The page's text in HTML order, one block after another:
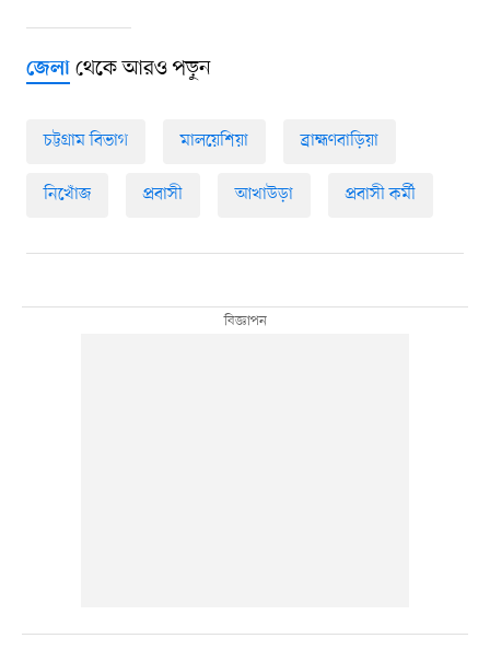
জেলাথেকে আরও পড়ুন
চট্টগ্রাম বিভাগ মালয়েশিয়া ব্রাহ্মণবাড়িয়া
নিখোঁজ প্রবাসী আখাউড়া প্রবাসী কর্মী